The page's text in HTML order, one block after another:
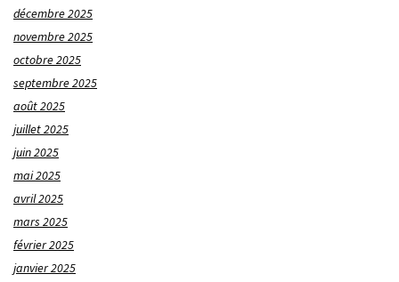
décembre 2025
novembre 2025
octobre 2025
septembre 2025
août 2025
juillet 2025
juin 2025
mai 2025
avril 2025
mars 2025
février 2025
janvier 2025